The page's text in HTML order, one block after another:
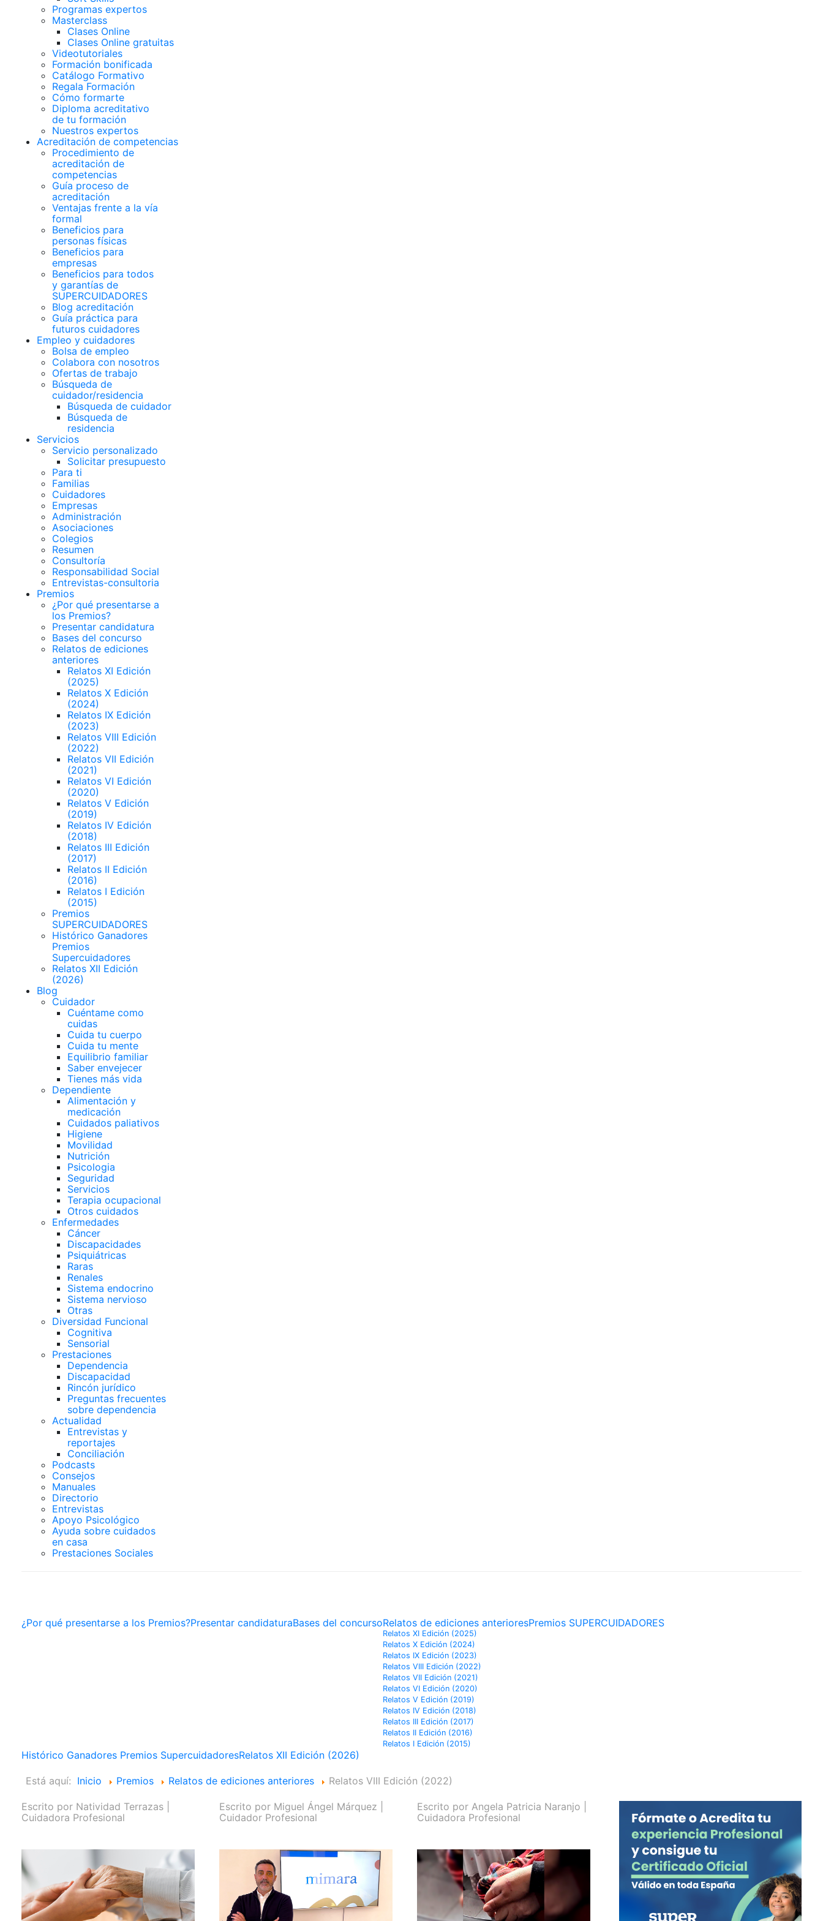
Programas expertos
Masterclass
Clases Online
Clases Online gratuitas
Videotutoriales
Formación bonificada
Catálogo Formativo
Regala Formación
Cómo formarte
Diploma acreditativo
de tu formación
Nuestros expertos
Acreditación de competencias
Procedimiento de
acreditación de
competencias
Guía proceso de
acreditación
Ventajas frente a la vía
formal
Beneficios para
personas físicas
Beneficios para
empresas
Beneficios para todos
y garantías de
SUPERCUIDADORES
Blog acreditación
Guía práctica para
futuros cuidadores
Empleo y cuidadores
Bolsa de empleo
Colabora con nosotros
Ofertas de trabajo
Búsqueda de
cuidador/residencia
Búsqueda de cuidador
Búsqueda de
residencia
Servicios
Servicio personalizado
Solicitar presupuesto
Para ti
Familias
Cuidadores
Empresas
Administración
Asociaciones
Colegios
Resumen
Consultoría
Responsabilidad Social
Entrevistas-consultoria
Premios
¿Por qué presentarse a
los Premios?
Presentar candidatura
Bases del concurso
Relatos de ediciones
anteriores
Relatos XI Edición
(2025)
Relatos X Edición
(2024)
Relatos IX Edición
(2023)
Relatos VIII Edición
(2022)
Relatos VII Edición
(2021)
Relatos VI Edición
(2020)
Relatos V Edición
(2019)
Relatos IV Edición
(2018)
Relatos III Edición
(2017)
Relatos II Edición
(2016)
Relatos I Edición
(2015)
Premios
SUPERCUIDADORES
Histórico Ganadores
Premios
Supercuidadores
Relatos XII Edición
(2026)
Blog
Cuidador
Cuéntame como
cuidas
Cuida tu cuerpo
Cuida tu mente
Equilibrio familiar
Saber envejecer
Tienes más vida
Dependiente
Alimentación y
medicación
Cuidados paliativos
Higiene
Movilidad
Nutrición
Psicologia
Seguridad
Servicios
Terapia ocupacional
Otros cuidados
Enfermedades
Cáncer
Discapacidades
Psiquiátricas
Raras
Renales
Sistema endocrino
Sistema nervioso
Otras
Diversidad Funcional
Cognitiva
Sensorial
Prestaciones
Dependencia
Discapacidad
Rincón jurídico
Preguntas frecuentes
sobre dependencia
Actualidad
Entrevistas y
reportajes
Conciliación
Podcasts
Consejos
Manuales
Directorio
Entrevistas
Apoyo Psicológico
Ayuda sobre cuidados
en casa
Prestaciones Sociales
¿Por qué presentarse a los Premios?Presentar candidaturaBases del concursoRelatos de ediciones anteriores
Relatos XI Edición (2025)
Relatos X Edición (2024)
Relatos IX Edición (2023)
Relatos VIII Edición (2022)
Relatos VII Edición (2021)
Relatos VI Edición (2020)
Relatos V Edición (2019)
Relatos IV Edición (2018)
Relatos III Edición (2017)
Relatos II Edición (2016)
Relatos I Edición (2015)
Premios SUPERCUIDADORES
Histórico Ganadores Premios SupercuidadoresRelatos XII Edición (2026)
Está aquí: Inicio Premios Relatos de ediciones anteriores Relatos VIII Edición (2022)
Escrito por Natividad Terrazas |
Cuidadora Profesional
Escrito por Miguel Ángel Márquez |
Cuidador Profesional
Escrito por Angela Patricia Naranjo |
Cuidadora Profesional